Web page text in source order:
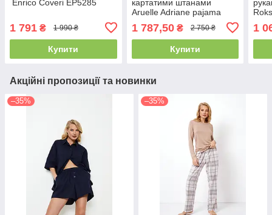
Enrico Coveri EP5285
1 791 ₴ 1 990 ₴
Купити
картатими штанами
Aruelle Adriane pajama
1 787,50₴ 2 750 ₴
Купити
1
Акційні пропозиції та новинки
–35% –35%